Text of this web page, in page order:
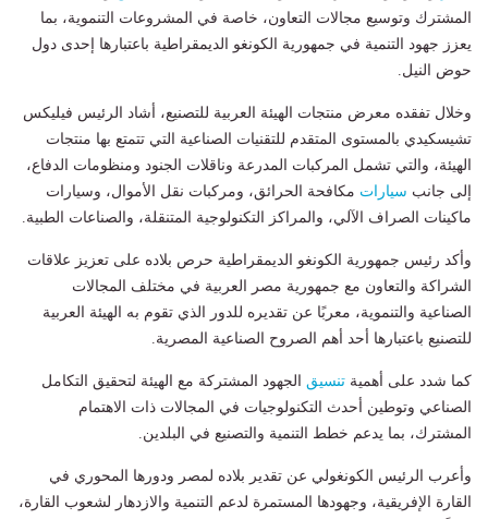
المشترك وتوسيع مجالات التعاون، خاصة في المشروعات التنموية، بما
يعزز جهود التنمية في جمهورية الكونغو الديمقراطية باعتبارها إحدى دول
حوض النيل.
وخلال تفقده معرض منتجات الهيئة العربية للتصنيع، أشاد الرئيس فيليكس
تشيسكيدي بالمستوى المتقدم للتقنيات الصناعية التي تتمتع بها منتجات
الهيئة، والتي تشمل المركبات المدرعة وناقلات الجنود ومنظومات الدفاع،
إلى جانب سيارات مكافحة الحرائق، ومركبات نقل الأموال، وسيارات
ماكينات الصراف الآلي، والمراكز التكنولوجية المتنقلة، والصناعات الطبية.
وأكد رئيس جمهورية الكونغو الديمقراطية حرص بلاده على تعزيز علاقات
الشراكة والتعاون مع جمهورية مصر العربية في مختلف المجالات
الصناعية والتنموية، معربًا عن تقديره للدور الذي تقوم به الهيئة العربية
للتصنيع باعتبارها أحد أهم الصروح الصناعية المصرية.
كما شدد على أهمية تنسيق الجهود المشتركة مع الهيئة لتحقيق التكامل
الصناعي وتوطين أحدث التكنولوجيات في المجالات ذات الاهتمام
المشترك، بما يدعم خطط التنمية والتصنيع في البلدين.
وأعرب الرئيس الكونغولي عن تقدير بلاده لمصر ودورها المحوري في
القارة الإفريقية، وجهودها المستمرة لدعم التنمية والازدهار لشعوب القارة،